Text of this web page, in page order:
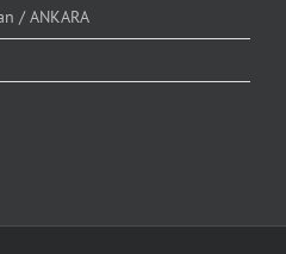
/ ANKARA